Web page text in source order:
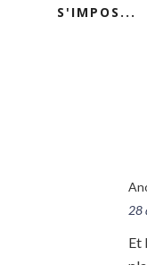
S'IMPOS...
28
Et